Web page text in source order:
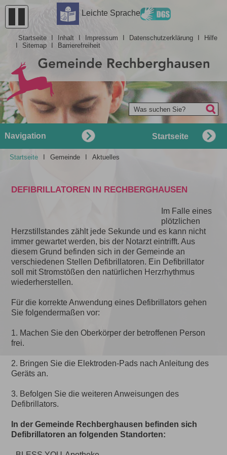
Barrierefreiheit
Leichte Sprache
Startseite Inhalt Impressum Datenschutzerklärung
Hilfe
Sitemap Barrierefreiheit
Was suchen Sie?
Startseite
Navigation
Startseite Gemeinde Aktuelles
DEFIBRILLATOREN IN RECHBERGHAUSEN
Im Falle eines
plötzlichen
Herzstillstandes zählt jede Sekunde und es kann nicht
immer gewartet werden, bis der Notarzt eintrifft. Aus
diesem Grund befinden sich in der Gemeinde an
verschiedenen Stellen Defibrillatoren. Ein Defibrillator
soll mit Stromstößen den natürlichen Herzrhythmus
wiederherstellen.
Für die korrekte Anwendung eines Defibrillators gehen
Sie folgendermaßen vor:
1. Machen Sie den Oberkörper der betroffenen Person
frei.
2. Bringen Sie die Elektroden-Pads nach Anleitung des
Geräts an.
3. Befolgen Sie die weiteren Anweisungen des
Defibrillators.
In der Gemeinde Rechberghausen befinden sich
Defibrillatoren an folgenden Standorten: